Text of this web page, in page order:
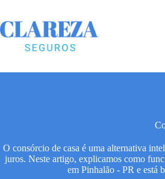
o
conteúdo
O consórcio de casa é uma alternativa
juros. Neste artigo, explicamos como
em Pinhalão - PR e está